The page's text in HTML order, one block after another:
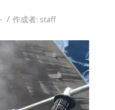
/ 作成者: staff